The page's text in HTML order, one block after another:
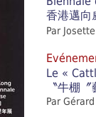
香港邁向
Par
Le «
〝牛棚
Par